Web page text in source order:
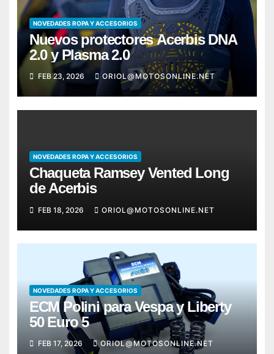
NOVEDADES ROPA Y ACCESORIOS
Nuevos protectores Acerbis DNA
2.0 y Plasma 2.0
FEB 23, 2026 ORIOL@MOTOSONLINE.NET
NOVEDADES ROPA Y ACCESORIOS
Chaqueta Ramsey Vented Long
de Acerbis
FEB 18, 2026 ORIOL@MOTOSONLINE.NET
NOVEDADES ROPA Y ACCESORIOS
ECM Polini para Vespa y Liberty
50 Euro 5
FEB 17, 2026 ORIOL@MOTOSONLINE.NET